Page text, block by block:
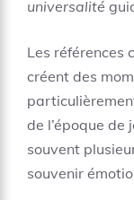
universalité
Les références
créent des
de l’époque de
souvent
souvenir